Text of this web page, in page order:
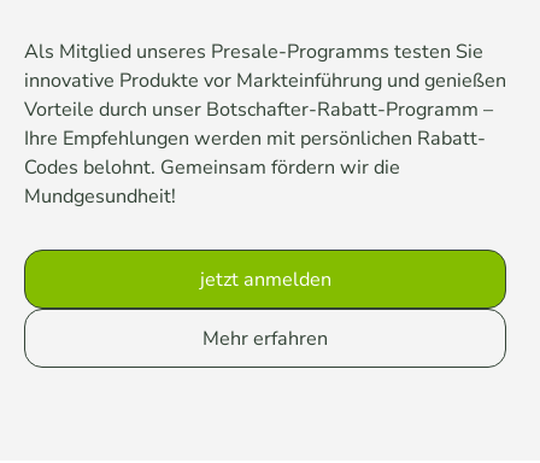
Als Mitglied unseres Presale-Programms testen Sie
innovative Produkte vor Markteinführung und genießen
Vorteile durch unser Botschafter-Rabatt-Programm –
Ihre Empfehlungen werden mit persönlichen Rabatt-
Codes belohnt. Gemeinsam fördern wir die
Mundgesundheit!
jetzt anmelden
Mehr erfahren